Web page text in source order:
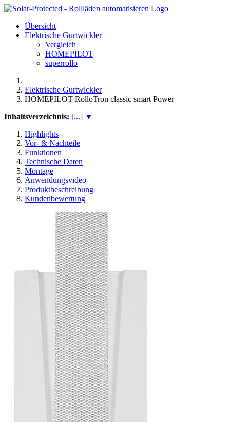
Übersicht
Elektrische Gurtwickler
Vergleich
HOMEPILOT
superrollo
Elektrische Gurtwickler
HOMEPILOT RolloTron classic smart Power
Inhaltsverzeichnis: [...] ▼
Highlights
Vor- & Nachteile
Funktionen
Technische Daten
Montage
Anwendungsvideo
Produktbeschreibung
Kundenbewertung